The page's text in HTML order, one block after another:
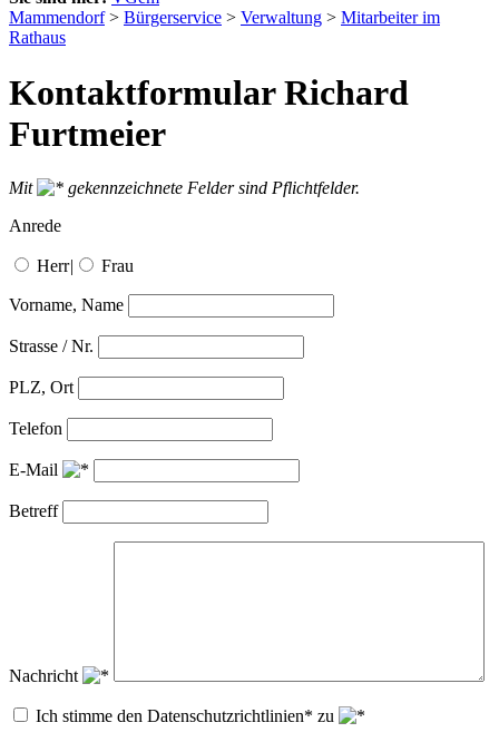
Mammendorf> Bürgerservice > Verwaltung > Mitarbeiter im
Rathaus
Kontaktformular Richard
Furtmeier
Mit
gekennzeichnete Felder sind Pflichtfelder.
Anrede
Herr| Frau
Vorname, Name
Strasse / Nr.
PLZ, Ort
Telefon
E-Mail
Betreff
Nachricht
Ich stimme den Datenschutzrichtlinien* zu